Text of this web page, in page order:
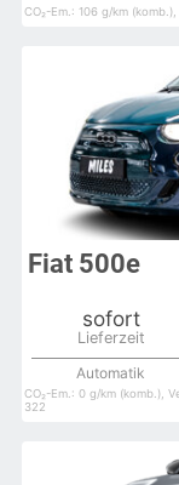
CO₂-Em.: 106 g/km
Fiat 500e
sofort
Automatik
CO₂-Em.: 0 g/km (komb.),
322